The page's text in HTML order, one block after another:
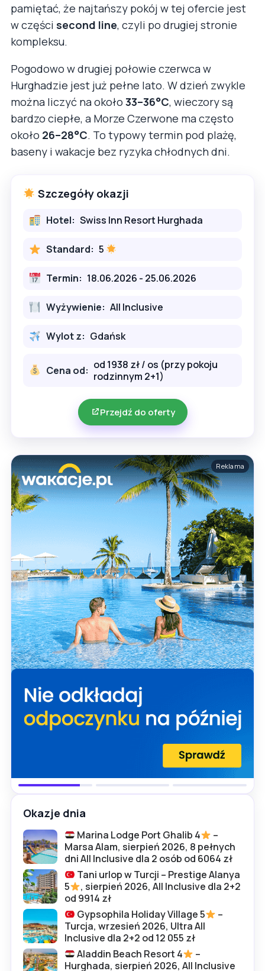
pamiętać, że najtańszy pokój w tej ofercie jest
w części second line, czyli po drugiej stronie
kompleksu.
Pogodowo w drugiej połowie czerwca w
Hurghadzie jest już pełne lato. W dzień zwykle
można liczyć na około 33–36°C, wieczory są
bardzo ciepłe, a Morze Czerwone ma często
około 26–28°C. To typowy termin pod plażę,
baseny i wakacje bez ryzyka chłodnych dni.
Szczegóły okazji
Hotel: Swiss Inn Resort Hurghada
Standard: 5
Termin: 18.06.2026 - 25.06.2026
Wyżywienie: All Inclusive
Wylot z: Gdańsk
Cena od: od 1938 zł / os (przy pokoju
rodzinnym 2+1)
Przejdź do oferty
Reklama
Okazje dnia
Marina Lodge Port Ghalib 4
–
Marsa Alam, sierpień 2026, 8 pełnych
dni All Inclusive dla 2 osób od 6064 zł
Tani urlop w Turcji – Prestige Alanya
5
, sierpień 2026, All Inclusive dla 2+2
od 9914 zł
Gypsophila Holiday Village 5
–
Turcja, wrzesień 2026, Ultra All
Inclusive dla 2+2 od 12 055 zł
Aladdin Beach Resort 4
–
Hurghada, sierpień 2026, All Inclusive